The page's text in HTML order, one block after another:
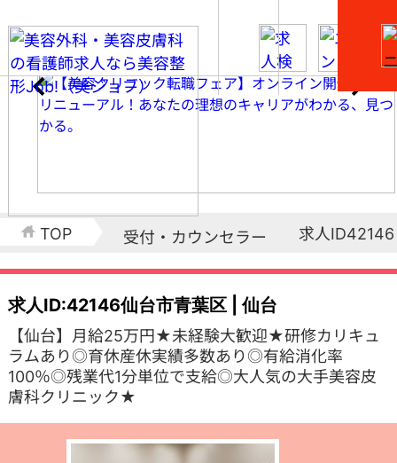
TOP 受付・カウンセラー 求人ID42146
求人ID:42146仙台市青葉区 | 仙台
【仙台】月給25万円★未経験大歓迎★研修カリキュ
ラムあり◎育休産休実績多数あり◎有給消化率
100％◎残業代1分単位で支給◎大人気の大手美容皮
膚科クリニック★